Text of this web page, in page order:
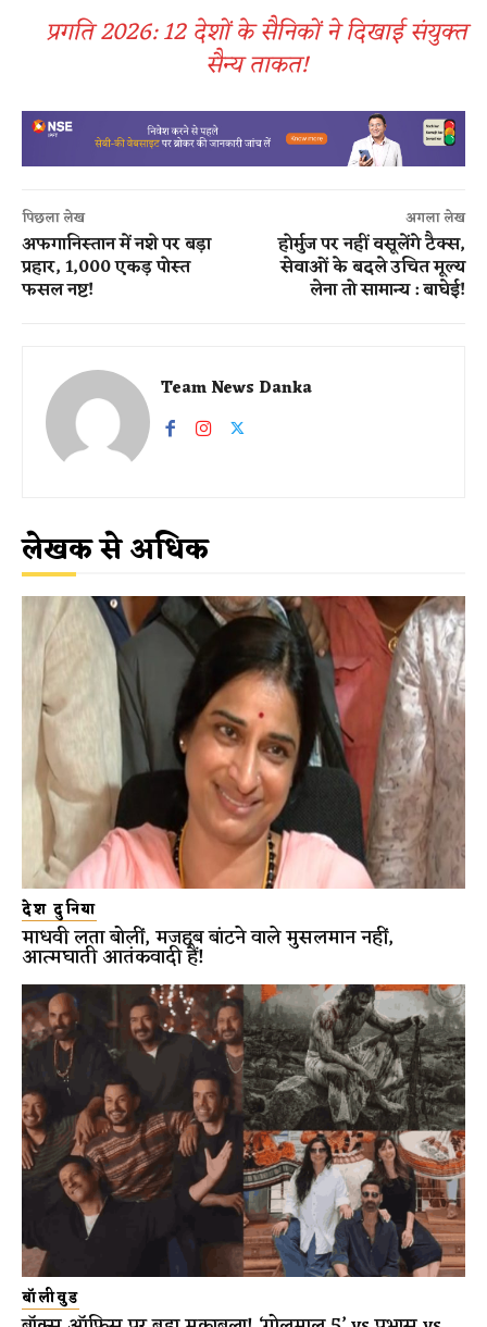
प्रगति 2026: 12 देशों के सैनिकों ने दिखाई संयुक्त
सैन्य ताकत!
पिछला लेख
अफगानिस्तान में नशे पर बड़ा
प्रहार, 1,000 एकड़ पोस्त
फसल नष्ट!
अगला लेख
होर्मुज पर नहीं वसूलेंगे टैक्स,
सेवाओं के बदले उचित मूल्य
लेना तो सामान्य : बाघेई!
Team News Danka
लेखक से अधिक
देश दुनिया
माधवी लता बोलीं, मजहब बांटने वाले मुसलमान नहीं,
आत्मघाती आतंकवादी हैं!
बॉलीवुड